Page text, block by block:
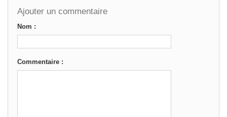
Ajouter un commentaire
Nom :
Commentaire :